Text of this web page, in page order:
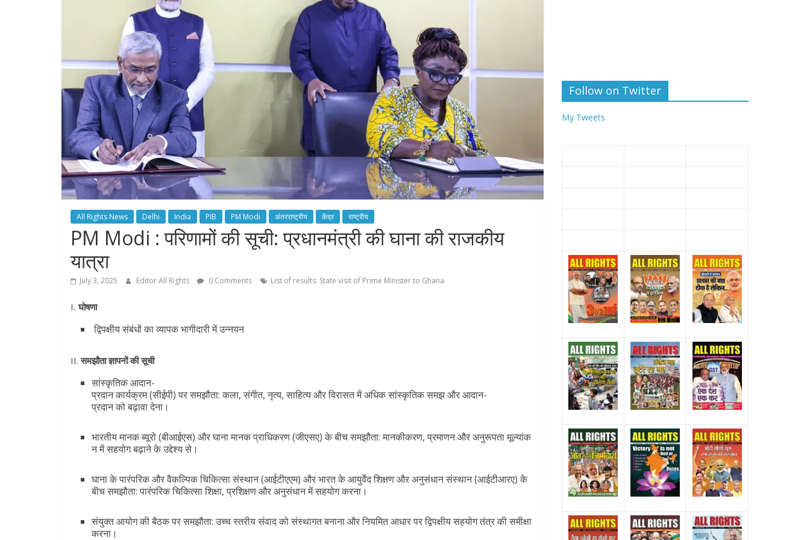
All Rights News Delhi India PIB PM Modi अंतरराष्ट्रीय केंद्र राष्ट्रीय
PM Modi : परिणामों की सूची: प्रधानमंत्री की घाना की राजकीय
यात्रा
July 3, 2025 Editor All Rights 0 Comments List of results: State visit of Prime Minister to Ghana
I.घोषणा
द्विपक्षीय संबंधों का व्यापक भागीदारी में उन्नयन
II.समझौता ज्ञापनों की सूची
सांस्कृतिक आदान-
प्रदान कार्यक्रम (सीईपी) पर समझौता: कला, संगीत, नृत्य, साहित्य और विरासत में अधिक सांस्कृतिक समझ और आदान-
प्रदान को बढ़ावा देना।
भारतीय मानक ब्यूरो (बीआईएस) और घाना मानक प्राधिकरण (जीएसए) के बीच समझौता: मानकीकरण, प्रमाणन और अनुरूपता मूल्यांक
न में सहयोग बढ़ाने के उद्देश्य से।
घाना के पारंपरिक और वैकल्पिक चिकित्सा संस्थान (आईटीएएम) और भारत के आयुर्वेद शिक्षण और अनुसंधान संस्थान (आईटीआरए) के
बीच समझौता: पारंपरिक चिकित्सा शिक्षा, प्रशिक्षण और अनुसंधान में सहयोग करना।
संयुक्त आयोग की बैठक पर समझौता: उच्च स्तरीय संवाद को संस्थागत बनाना और नियमित आधार पर द्विपक्षीय सहयोग तंत्र की समीक्षा
करना।
Follow on Twitter
My Tweets